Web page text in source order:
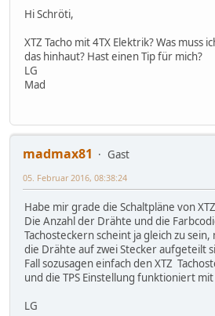
Hi Schröti,
XTZ Tacho mit 4TX Elektrik? Was muss
das hinhaut? Hast einen Tip für mich?
LG
Mad
madmax81
Gast
05. Februar 2016, 08:38:24
Habe mir grade die Schaltpläne von
Die Anzahl der Drähte und die
Tachosteckern scheint ja gleich zu
die Drähte auf zwei Stecker aufgeteilt
Fall sozusagen einfach den XTZ
und die TPS Einstellung funktioniert mit
LG